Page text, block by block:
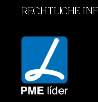
RECHTLICHE